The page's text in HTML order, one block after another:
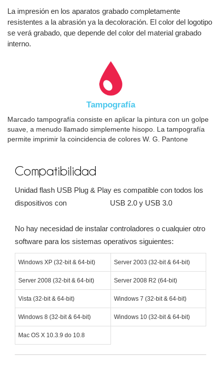
La impresión en los aparatos grabado completamente
resistentes a la abrasión ya la decoloración. El color del logotipo
se verá grabado, que depende del color del material grabado
interno.
Tampografía
Marcado tampografía consiste en aplicar la pintura con un golpe
suave, a menudo llamado simplemente hisopo. La tampografía
permite imprimir la coincidencia de colores W. G. Pantone
Compatibilidad
Unidad flash USB Plug & Play es compatible con todos los
dispositivos con USB 2.0 y USB 3.0
No hay necesidad de instalar controladores o cualquier otro
software para los sistemas operativos siguientes:
Windows XP (32-bit & 64-bit) Server 2003 (32-bit & 64-bit)
Server 2008 (32-bit & 64-bit) Server 2008 R2 (64-bit)
Vista (32-bit & 64-bit) Windows 7 (32-bit & 64-bit)
Windows 8 (32-bit & 64-bit) Windows 10 (32-bit & 64-bit)
Mac OS X 10.3.9 do 10.8